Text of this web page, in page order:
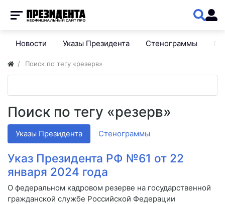
Новости Указы Президента Стенограммы
Поиск по тегу «резерв»
Поиск по тегу «резерв»
Указы Президента Стенограммы
Указ Президента РФ №61 от 22
января 2024 года
О федеральном кадровом резерве на государственной
гражданской службе Российской Федерации